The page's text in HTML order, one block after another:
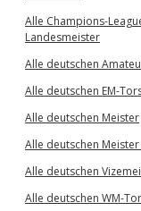
Alle Champions-
Landesmeister
Alle deutschen
Alle deutschen EM-
Alle deutschen Meister
Alle deutschen
Alle deutschen
Alle deutschen WM-